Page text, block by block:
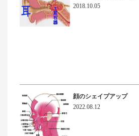
2018.10.05
顔のシェイプアップ
2022.08.12